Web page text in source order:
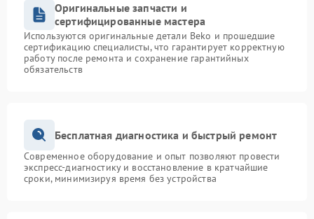
Оригинальные запчасти и
сертифицированные мастера
Используются оригинальные детали Beko и прошедшие
сертификацию специалисты, что гарантирует корректную
работу после ремонта и сохранение гарантийных
обязательств
Бесплатная диагностика и быстрый ремонт
Современное оборудование и опыт позволяют провести
экспресс-диагностику и восстановление в кратчайшие
сроки, минимизируя время без устройства